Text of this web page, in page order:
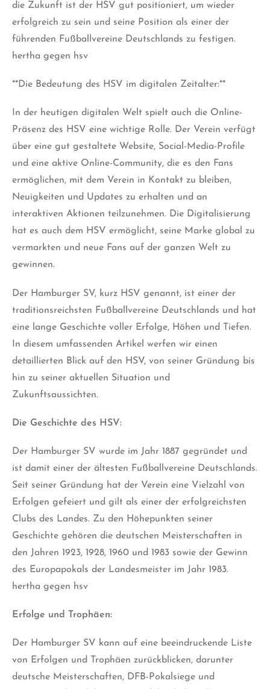
die Zukunft ist der HSV gut positioniert, um wieder
erfolgreich zu sein und seine Position als einer der
führenden Fußballvereine Deutschlands zu festigen.
hertha gegen hsv
**Die Bedeutung des HSV im digitalen Zeitalter:**
In der heutigen digitalen Welt spielt auch die Online-
Präsenz des HSV eine wichtige Rolle. Der Verein verfügt
über eine gut gestaltete Website, Social-Media-Profile
und eine aktive Online-Community, die es den Fans
ermöglichen, mit dem Verein in Kontakt zu bleiben,
Neuigkeiten und Updates zu erhalten und an
interaktiven Aktionen teilzunehmen. Die Digitalisierung
hat es auch dem HSV ermöglicht, seine Marke global zu
vermarkten und neue Fans auf der ganzen Welt zu
gewinnen.
Der Hamburger SV, kurz HSV genannt, ist einer der
traditionsreichsten Fußballvereine Deutschlands und hat
eine lange Geschichte voller Erfolge, Höhen und Tiefen.
In diesem umfassenden Artikel werfen wir einen
detaillierten Blick auf den HSV, von seiner Gründung bis
hin zu seiner aktuellen Situation und
Zukunftsaussichten.
Die Geschichte des HSV:
Der Hamburger SV wurde im Jahr 1887 gegründet und
ist damit einer der ältesten Fußballvereine Deutschlands.
Seit seiner Gründung hat der Verein eine Vielzahl von
Erfolgen gefeiert und gilt als einer der erfolgreichsten
Clubs des Landes. Zu den Höhepunkten seiner
Geschichte gehören die deutschen Meisterschaften in
den Jahren 1923, 1928, 1960 und 1983 sowie der Gewinn
des Europapokals der Landesmeister im Jahr 1983.
hertha gegen hsv
Erfolge und Trophäen:
Der Hamburger SV kann auf eine beeindruckende Liste
von Erfolgen und Trophäen zurückblicken, darunter
deutsche Meisterschaften, DFB-Pokalsiege und